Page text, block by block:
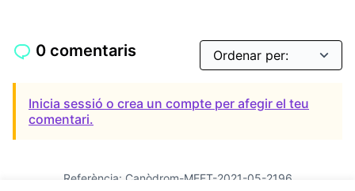
0 comentaris
Inicia sessió o crea un compte per afegir el teu
comentari.
Referència: Canòdrom-MEET-2021-05-2196